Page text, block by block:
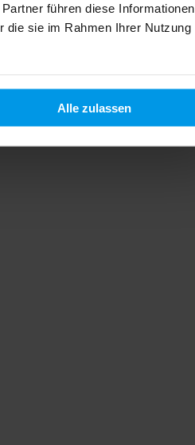
führen diese Informationen
die sie im Rahmen Ihrer Nutzung
Alle zulassen